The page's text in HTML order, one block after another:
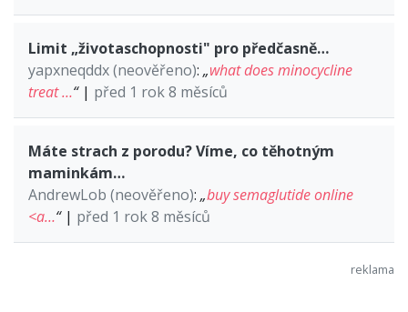
Limit „životaschopnosti" pro předčasně…
yapxneqddx (neověřeno): „what does minocycline
treat …“| před 1 rok 8 měsíců
Máte strach z porodu? Víme, co těhotným
maminkám…
AndrewLob (neověřeno): „buy semaglutide online
<a…“| před 1 rok 8 měsíců